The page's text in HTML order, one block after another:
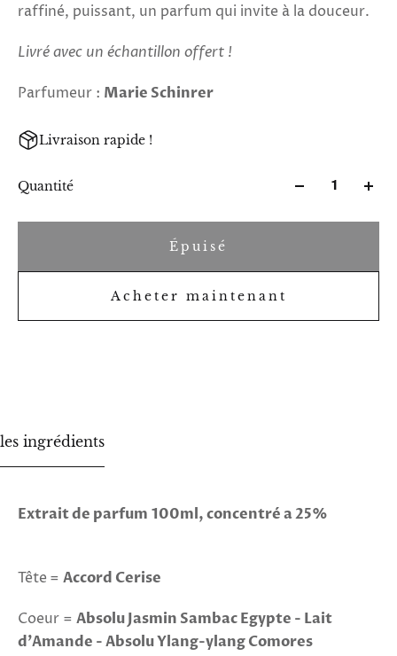
raffiné, puissant, un parfum qui invite à la douceur.
Livré avec un échantillon offert !
Parfumeur : Marie Schinrer
Livraison rapide !
Quantité
Épuisé
Acheter maintenant
les ingrédients
Extrait de parfum 100ml, concentré a 25%
Tête = Accord Cerise
Coeur = Absolu Jasmin Sambac Egypte - Lait
d'Amande - Absolu Ylang-ylang Comores